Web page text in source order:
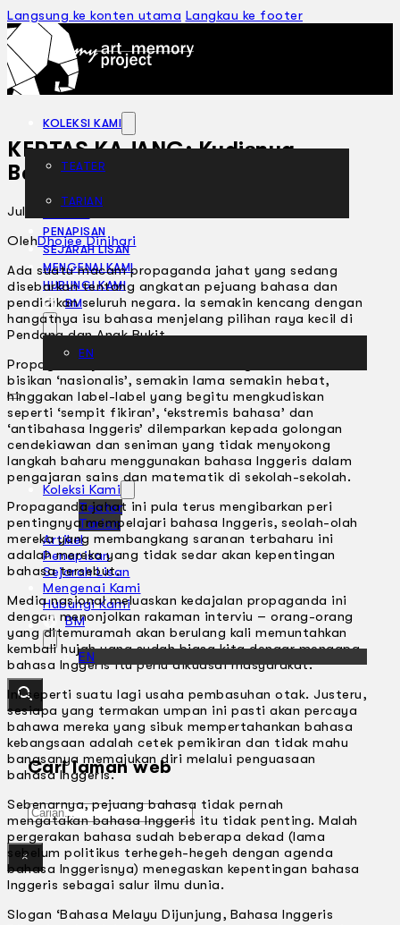
Langsung ke konten utama Langkau ke footer
KOLEKSI KAMI
TEATER
TARIAN
PENAPISAN
SEJARAH LISAN
MENGENAI KAMI
HUBUNGI KAMI
BM
EN
Koleksi Kami
Teater
Tarian
Artikel
Penapisan
Sejarah Lisan
Mengenai Kami
Hubungi Kami
BM
EN
Cari laman web
Gelintar
×
KERTAS KAJANG: Kudisnya
Bahasa!
Julai 17, 2002
OlehDhojee Dinihari
Ada suatu macam propaganda jahat yang sedang
disebarkan tentang angkatan pejuang bahasa dan
pendidikan seluruh negara. la semakin kencang dengan
hangatnya isu bahasa menjelang pilihan raya kecil di
Pendang dan Anak Bukit.
Propaganda jahat ini dimulakan dengan bisikan-
bisikan ‘nasionalis’, semakin lama semakin hebat,
hinggakan label-label yang begitu mengkudiskan
seperti ‘sempit fikiran’, ‘ekstremis bahasa’ dan
‘antibahasa lnggeris’ dilemparkan kepada golongan
cendekiawan dan seniman yang tidak menyokong
langkah baharu menggunakan bahasa lnggeris dalam
pengajaran sains dan matematik di sekolah-sekolah.
Propaganda jahat ini pula terus mengibarkan peri
pentingnya mempelajari bahasa lnggeris, seolah-olah
mereka yang membangkang saranan terbaharu ini
adalah mereka yang tidak sedar akan kepentingan
bahasa tersebut.
Media nasional meluaskan kedajalan propaganda ini
dengan menonjolkan rakaman interviu – orang-orang
yang ditemuramah akan berulang kali memuntahkan
kembali hujah yang sudah biasa kita dengar mengapa
bahasa lnggeris itu perlu dikuasai masyarakat.
lni seperti suatu lagi usaha pembasuhan otak. Justeru,
sesiapa yang termakan umpan ini pasti akan percaya
bahawa mereka yang sibuk mempertahankan bahasa
kebangsaan adalah cetek pemikiran dan tidak mahu
bangsanya memajukan diri melalui penguasaan
bahasa lnggeris.
Sebenarnya, pejuang bahasa tidak pernah
mengatakan bahasa lnggeris itu tidak penting. Malah
pergerakan bahasa sudah beberapa dekad (lama
sebelum politikus terhegeh-hegeh dengan agenda
bahasa Inggerisnya) menegaskan kepentingan bahasa
lnggeris sebagai salur ilmu dunia.
Slogan ‘Bahasa Melayu Dijunjung, Bahasa lnggeris